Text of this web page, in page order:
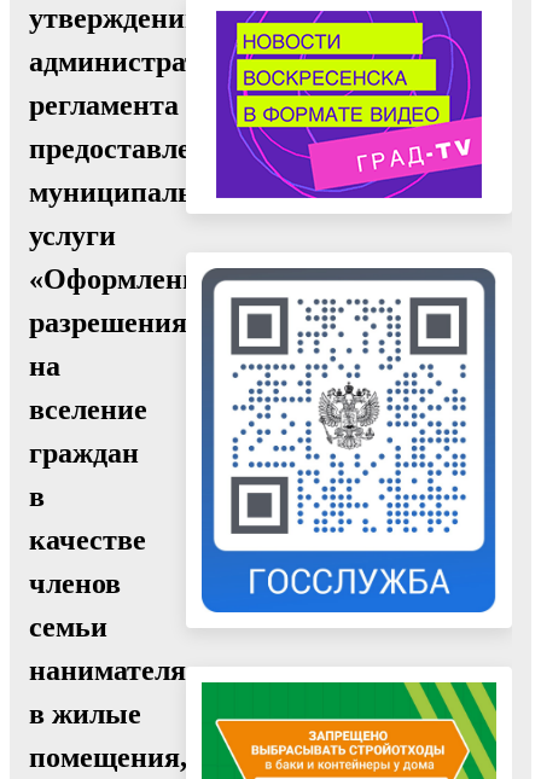
утверждении
административного
регламента
предоставления
муниципальной
услуги
«Оформление
разрешения
на
вселение
граждан
в
качестве
членов
семьи
нанимателя
в жилые
помещения,